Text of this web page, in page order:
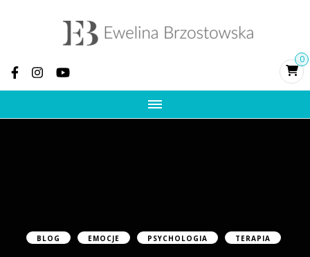
Brzostowska –
psycholożka i
Psychoterapia, terapia par, rozwój osobisty,
0
BLOG EMOCJE PSYCHOLOGIA TERAPIA